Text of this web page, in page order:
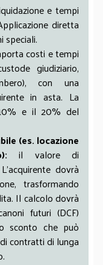
e tempi
diretta
speciali.
costi e tempi
giudiziario,
con una
in asta. La
e il 20% del
(es. locazione
il valore di
dovrà
trasformando
Il calcolo dovrà
futuri (DCF)
sconto che può
contratti di lunga